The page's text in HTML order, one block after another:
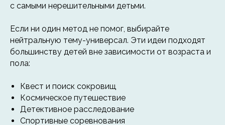
с самыми нерешительными детьми.
Если ни один метод не помог, выбирайте
нейтральную тему-универсал. Эти идеи подходят
большинству детей вне зависимости от возраста и
пола:
Квест и поиск сокровищ
Космическое путешествие
Детективное расследование
Спортивные соревнования